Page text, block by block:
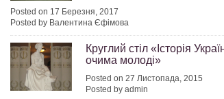
Posted on 17 Березня, 2017
Posted by Валентина Єфімова
Круглий стіл «Історія
очима молоді»
Posted on 27 Листопада, 2015
Posted by admin